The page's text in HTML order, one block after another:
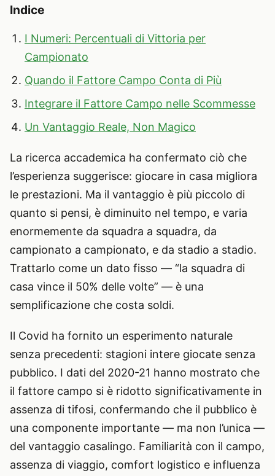
Indice
I Numeri: Percentuali di Vittoria per
Campionato
Quando il Fattore Campo Conta di Più
Integrare il Fattore Campo nelle Scommesse
Un Vantaggio Reale, Non Magico
La ricerca accademica ha confermato ciò che
l’esperienza suggerisce: giocare in casa migliora
le prestazioni. Ma il vantaggio è più piccolo di
quanto si pensi, è diminuito nel tempo, e varia
enormemente da squadra a squadra, da
campionato a campionato, e da stadio a stadio.
Trattarlo come un dato fisso — “la squadra di
casa vince il 50% delle volte” — è una
semplificazione che costa soldi.
Il Covid ha fornito un esperimento naturale
senza precedenti: stagioni intere giocate senza
pubblico. I dati del 2020-21 hanno mostrato che
il fattore campo si è ridotto significativamente in
assenza di tifosi, confermando che il pubblico è
una componente importante — ma non l’unica —
del vantaggio casalingo. Familiarità con il campo,
assenza di viaggio, comfort logistico e influenza